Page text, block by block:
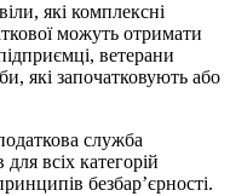
які комплексні
можуть отримати
ветерани
які започатковують або
служба
для всіх категорій
безбар’єрності.